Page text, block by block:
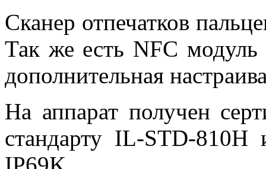
Сканер отпечатков
Так же есть NFC модуль
дополнительная
На аппарат получен
стандарту IL-STD-810H